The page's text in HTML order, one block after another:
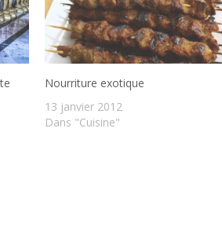
Nourriture exotique
13 janvier 2012
Dans "Cuisine"